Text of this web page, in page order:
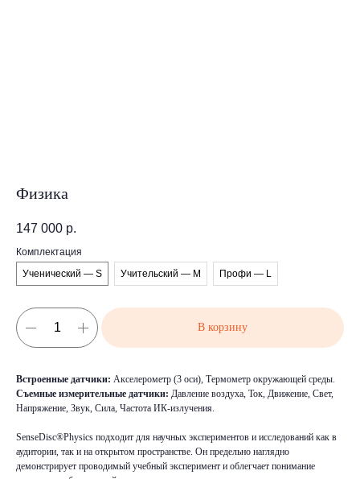
Физика
147 000 р.
Комплектация
Ученический — S
Учительский — M Профи — L
В корзину
Встроенные датчики: Акселерометр (3 оси), Термометр окружающей среды.
Съемные измерительные датчики: Давление воздуха, Ток, Движение, Свет,
Напряжение, Звук, Сила, Частота ИК-излучения.
SenseDisc®Physics подходит для научных экспериментов и исследований как в
аудитории, так и на открытом пространстве. Он предельно наглядно
демонстрирует проводимый учебный эксперимент и облегчает понимание